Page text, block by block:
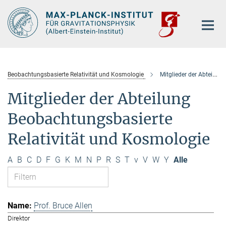
Hauptinhalt
Beobachtungsbasierte Relativität und Kosmologie Mitglieder der Abteilung
Mitglieder der Abteilung
Beobachtungsbasierte
Relativität und Kosmologie
A B C D F G K M N P R S T v V W Y Alle
Prof. Bruce Allen
Direktor